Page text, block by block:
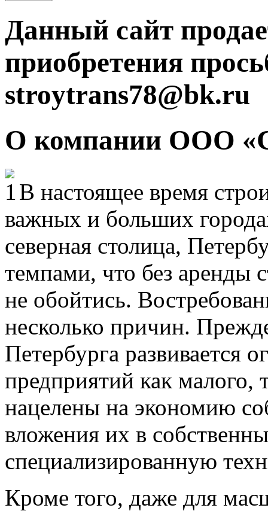
Данный сайт
приобретения
stroytrans78@bk.ru
О компании ООО
В настоящее время
важных и больших
северная столица,
темпами, что без аренды
не обойтись.
несколько причин.
Петербурга развивается
предприятий как малого,
нацелены на экономию
вложения их в
специализированную
Кроме того, даже для